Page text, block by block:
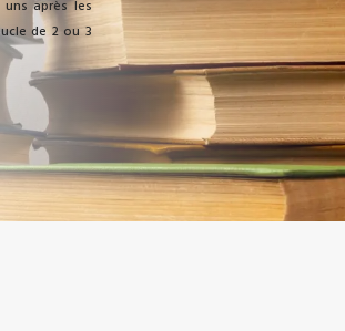
uns après les
de 2 ou 3